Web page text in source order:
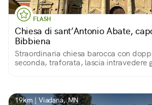
FLASH
Chiesa di sant’Antonio Abate, capolavoro del
Bibbiena
Straordinaria chiesa barocca con
seconda, traforata, lascia intravedere
19km | Viadana, MN